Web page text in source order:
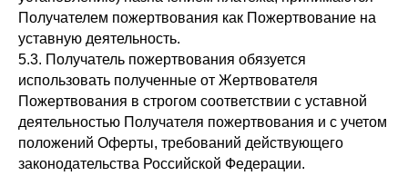
Получателем пожертвования как Пожертвование на
уставную деятельность.
5.3. Получатель пожертвования обязуется
использовать полученные от Жертвователя
Пожертвования в строгом соответствии с уставной
деятельностью Получателя пожертвования и с учетом
положений Оферты, требований действующего
законодательства Российской Федерации.